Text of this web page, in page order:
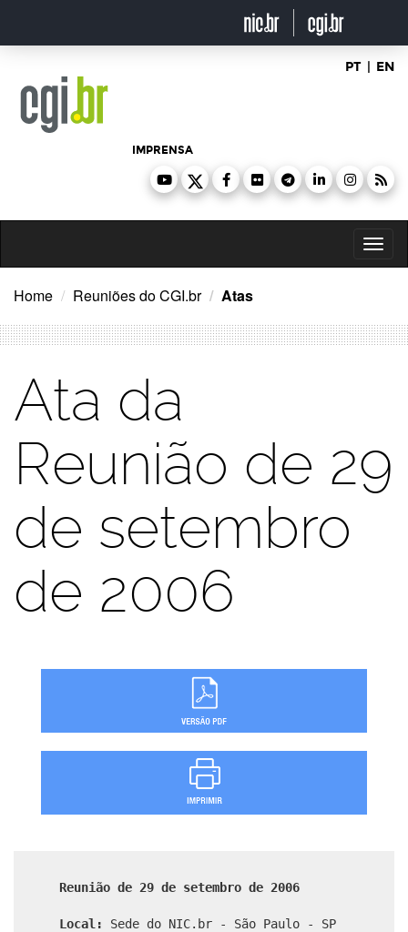
o
PT | EN
IMPRENSA
Home Reuniões do CGI.br Atas
Ata da
Reunião de 29
de setembro
de 2006
Reunião de 29 de setembro de 2006
Local: Sede do NIC.br - São Paulo - SP